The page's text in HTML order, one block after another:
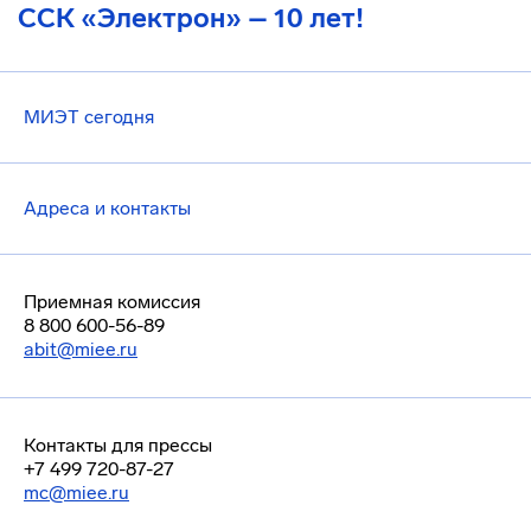
ССК «Электрон» – 10 лет!
МИЭТ сегодня
Адреса и контакты
Приемная комиссия
8 800 600-56-89
abit@miee.ru
Контакты для прессы
+7 499 720-87-27
mc@miee.ru